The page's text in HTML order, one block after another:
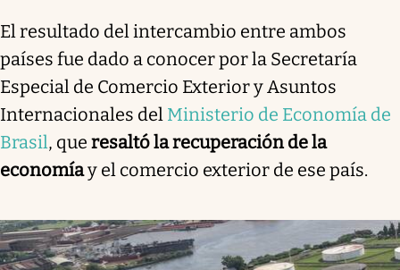
El resultado del intercambio entre ambos
países fue dado a conocer por la Secretaría
Especial de Comercio Exterior y Asuntos
Internacionales del Ministerio de Economía de
Brasil, que resaltó la recuperación de la
economíay el comercio exterior de ese país.